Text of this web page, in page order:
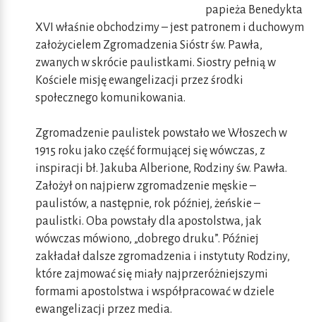
papieża Benedykta
XVI właśnie obchodzimy – jest patronem i duchowym
założycielem Zgromadzenia Sióstr św. Pawła,
zwanych w skrócie paulistkami. Siostry pełnią w
Kościele misję ewangelizacji przez środki
społecznego komunikowania.
Zgromadzenie paulistek powstało we Włoszech w
1915 roku jako część formującej się wówczas, z
inspiracji bł. Jakuba Alberione, Rodziny św. Pawła.
Założył on najpierw zgromadzenie męskie –
paulistów, a następnie, rok później, żeńskie –
paulistki. Oba powstały dla apostolstwa, jak
wówczas mówiono, „dobrego druku”. Później
zakładał dalsze zgromadzenia i instytuty Rodziny,
które zajmować się miały najprzeróżniejszymi
formami apostolstwa i współpracować w dziele
ewangelizacji przez media.